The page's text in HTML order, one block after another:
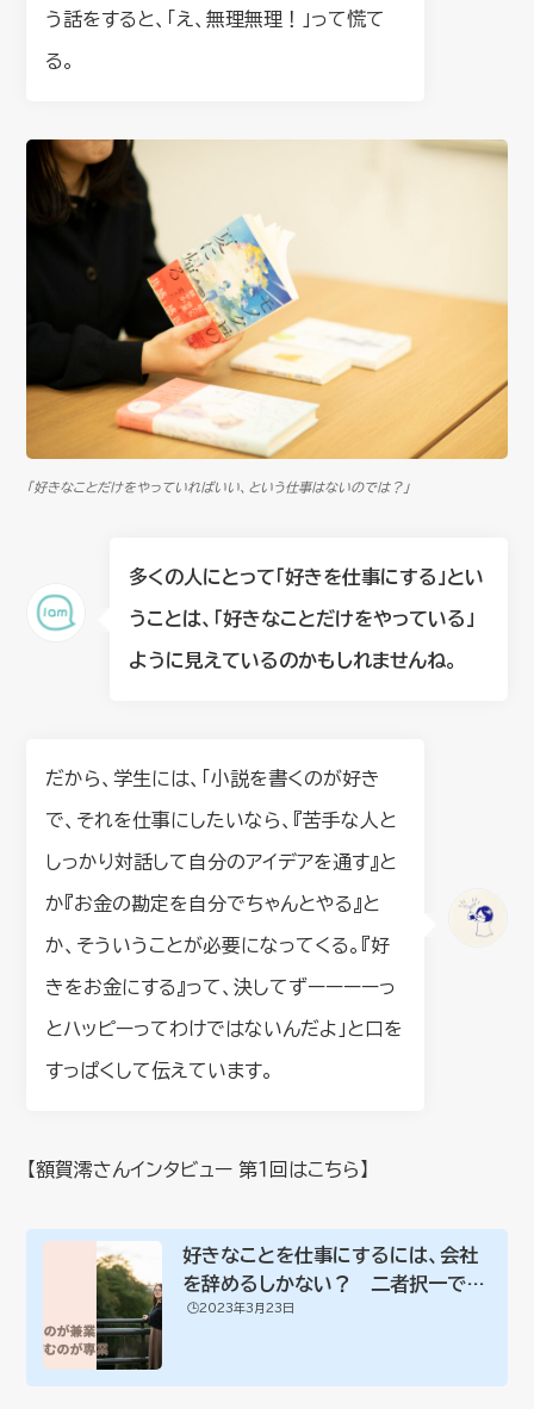
う話をすると、「え、無理無理！」って慌て
る。
「好きなことだけをやっていればいい、という仕事はないのでは？」
多くの人にとって「好きを仕事にする」とい
うことは、「好きなことだけをやっている」
ように見えているのかもしれませんね。
だから、学生には、「小説を書くのが好き
で、それを仕事にしたいなら、『苦手な人と
しっかり対話して自分のアイデアを通す』と
か『お金の勘定を自分でちゃんとやる』と
か、そういうことが必要になってくる。『好
きをお金にする』って、決してずーーーーっ
とハッピーってわけではないんだよ」と口を
すっぱくして伝えています。
【額賀澪さんインタビュー 第１回はこちら】
好きなことを仕事にするには、会社
を辞めるしかない？ 二者択一では
なく、「仕事...
🕒️2023年3月23日